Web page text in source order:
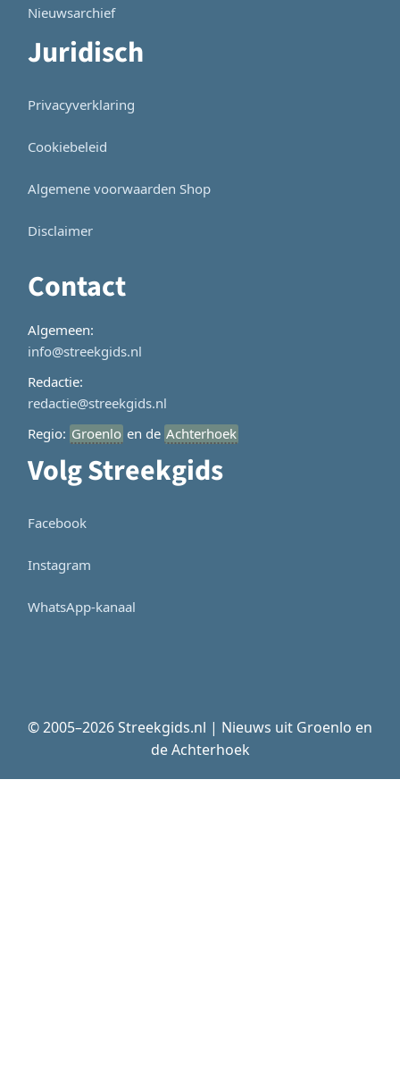
Nieuwsarchief
Juridisch
Privacyverklaring
Cookiebeleid
Algemene voorwaarden Shop
Disclaimer
Contact
Algemeen:
info@streekgids.nl
Redactie:
redactie@streekgids.nl
Regio: Groenlo en de Achterhoek
Volg Streekgids
Facebook
Instagram
WhatsApp-kanaal
© 2005–2026 Streekgids.nl | Nieuws uit Groenlo en
de Achterhoek